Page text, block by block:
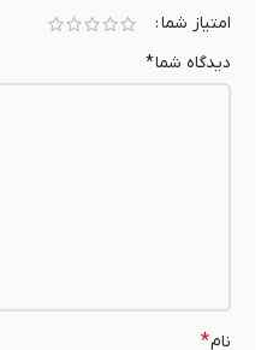
امتیاز شما
دیدگاه شما*